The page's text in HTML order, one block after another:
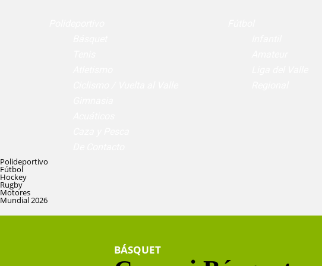
Polideportivo
Fútbol
Hockey
Rugby
Motores
Mundial 2026
BÁSQUET